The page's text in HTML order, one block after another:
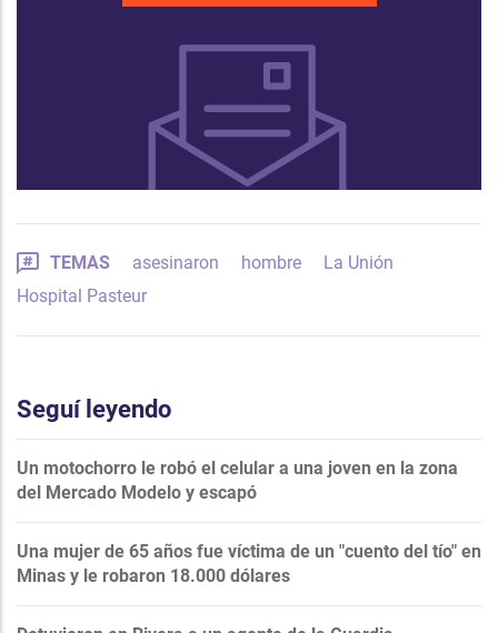
TEMAS asesinaron hombre
La Unión
Hospital Pasteur
Seguí leyendo
Un motochorro le robó el celular a una joven en la zona
del Mercado Modelo y escapó
Una mujer de 65 años fue víctima de un "cuento del tío" en
Minas y le robaron 18.000 dólares